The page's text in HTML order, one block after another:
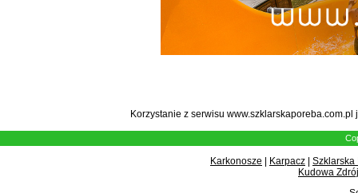
Korzystanie z serwisu
Karkonosze Karpacz
Szklarska
Kudowa